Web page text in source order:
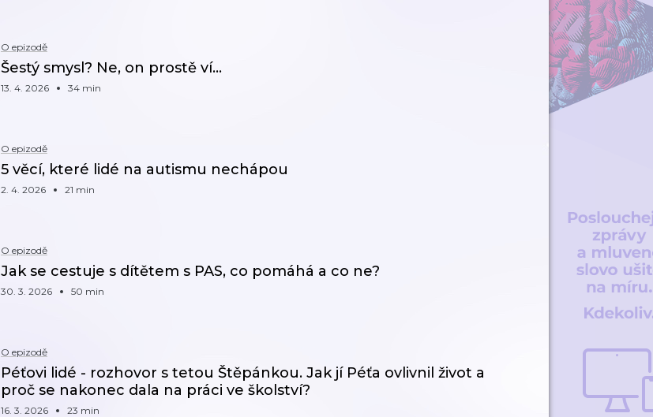
O epizodě
Šestý smysl? Ne, on prostě ví...
13. 4. 2026 34 min
O epizodě
5 věcí, které lidé na autismu nechápou
2. 4. 2026 21 min
O epizodě
Jak se cestuje s dítětem s PAS, co pomáhá a co ne?
30. 3. 2026 50 min
O epizodě
Péťovi lidé - rozhovor s tetou Štěpánkou. Jak jí Péťa ovlivnil život a
proč se nakonec dala na práci ve školství?
16. 3. 2026 23 min